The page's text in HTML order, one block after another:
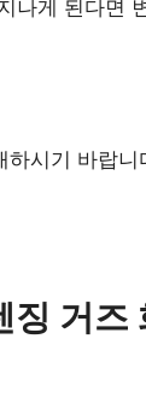
나게 된다면
하시기 바랍니
징 거즈